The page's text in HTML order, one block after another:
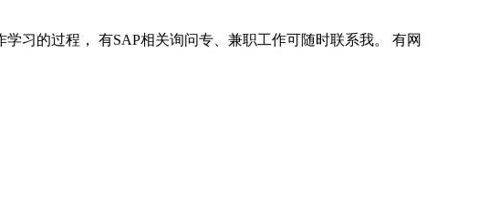
习的过程， 有SAP相关询问专、兼职工作可随时联系我。 有网